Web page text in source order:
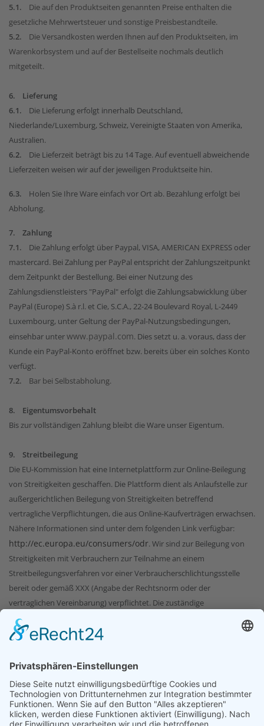
5.1. Die auf den Produktseiten genannten Preise enthalten die
gesetzliche Mehrwertsteuer und sonstige Preisbestandteile.
5.2.
Die Versandkosten werden Ihnen auf den Produktseiten, im
Warenkorbsystem und auf der Bestellseite nochmals deutlich
mitgeteilt.
6. Lieferung
6.1. Die Lieferung erfolgt innerhalb Deutschland,
Niederlande/Luxemburg, Schweiz, Vereinigte Staaten von Amerika,
Australien.
6.2. Die Lieferzeit beträgt bis zu 14 Tage. Auf eventuell abweichende
Lieferzeiten weisen wir auf der jeweiligen Produktseite hin.
6.3. Holen Sie Ihre Ware einfach vor Ort ab. Bezahlung erfolgt bei
Abholung.
7. Zahlung
7.1.
Die Zahlung erfolgt über Paypal, VISA, AMERICAN EXPRESS oder
mastercard. Bei Zahlung per PayPal entspricht der Zahlungszeitpunkt
dem Zeitpunkt der Bestellung. Bei einer Nutzung des
Zahlungsdienstleisters "PayPal" erfolgt die Zahlungsabwicklung über
PayPal (Europe) S.à r.l. et Cie, S.C.A., 22-24 Boulevard Royal, L-2449
Luxembourg, unter Geltung der PayPal-Nutzungsbedingungen,
einsehbar unterwww.paypal.com. Dies setzt u. a. voraus, dass der
Kunde ein PayPal-Konto eröffnet bzw. bereits über ein solches Konto
verfügt.
7.2. Bar bei Selbstabholung.
8. Eigentumsvorbehalt
Bis zur vollständigen Zahlung bleibt die Ware unser Eigentum.
9. Streitbeilegung
Die EU-Kommission hat eine Internetplattform zur Online-Beilegung
von Streitigkeiten geschaffen. Die Plattform dient als Anlaufstelle zur
außergerichtlichen Beilegung von Streitigkeiten betreffend
vertragliche Verpflichtungen, die aus Online-Kaufverträgen erwachsen.
Nähere Informationen sind unter dem folgenden Link verfügbar:
http://ec.europa.eu/consumers/odr. Wir sind zur Beilegung von
Streitigkeiten mit Verbrauchern zur Teilnahme an einem
Streitbeilegungsverfahren vor einer Verbraucherschlichtungsstelle
bereit oder gemäß XXX (Angabe der Rechtsnorm oder der
vertraglichen Vereinbarung) verpflichtet. Die zuständige
Verbraucherschlichtungsstelle ist: Universalschlichtungsstelle des
Bundes Zentrum für Schlichtung e.V., Straßburger Straße 8, 77694 Kehl
genannten Streitigkeiten werden wir in einem
Alternativ:
Die EU-Kommission hat eine Internetplattform zur Online-Beilegung